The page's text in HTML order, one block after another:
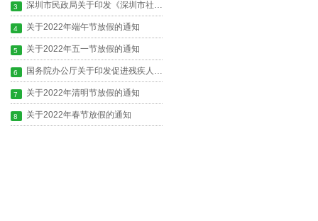
3 深圳市民政局关于印发《深圳市社会组织年度工作报告实施办法》的通知
4 关于2022年端午节放假的通知
5 关于2022年五一节放假的通知
6 国务院办公厅关于印发促进残疾人 就业三年行动方案（2022—2024年）的通知
7 关于2022年清明节放假的通知
8 关于2022年春节放假的通知